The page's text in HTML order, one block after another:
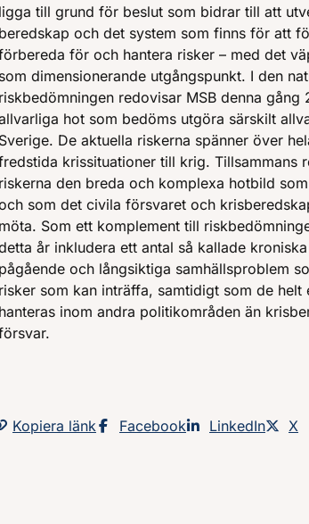
ligga till grund för beslut som bidrar till att
beredskap och det system som finns för att
för och hantera risker – med det
som dimensionerande utgångspunkt. I den
riskbedömningen redovisar MSB denna gång
hot som bedöms utgöra särskilt
Sverige. De aktuella riskerna spänner över
krissituationer till krig. Tillsammans
riskerna den breda och komplexa hotbild
som det civila försvaret och
möta. Som ett komplement till
år inkludera ett antal så kallade
pågående och långsiktiga samhällsproblem
risker som kan inträffa, samtidigt som de helt
hanteras inom andra politikområden än
Kopiera sidans
länk Dela sidan på
Facebook Dela sidan på
LinkedIn X